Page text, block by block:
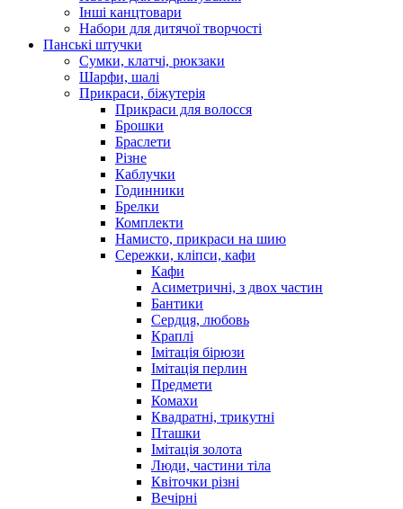
Інші канцтовари
Набори для дитячої творчості
Панські штучки
Сумки, клатчі, рюкзаки
Шарфи, шалі
Прикраси, біжутерія
Прикраси для волосся
Брошки
Браслети
Різне
Каблучки
Годинники
Брелки
Комплекти
Намисто, прикраси на шию
Сережки, кліпси, кафи
Кафи
Асиметричні, з двох частин
Бантики
Сердця, любовь
Краплі
Імітація бірюзи
Імітація перлин
Предмети
Комахи
Квадратні, трикутні
Пташки
Імітація золота
Люди, частини тіла
Квіточки різні
Вечірні